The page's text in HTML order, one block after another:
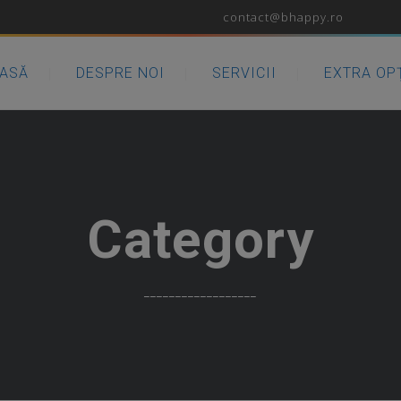
contact@bhappy.ro
DESPRE NOI SERVICII EXTRA
Category